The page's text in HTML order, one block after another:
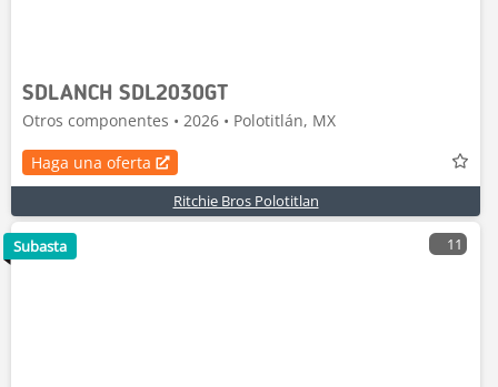
SDLANCH SDL2030GT
Otros componentes • 2026 • Polotitlán, MX
Haga una oferta
Ritchie Bros Polotitlan
11
Subasta